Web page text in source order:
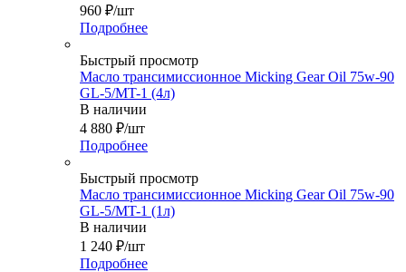
960 ₽/шт
Подробнее
Быстрый просмотр
Масло трансимиссионное Micking Gear Oil 75w-90
GL-5/MT-1 (4л)
В наличии
4 880 ₽/шт
Подробнее
Быстрый просмотр
Масло трансимиссионное Micking Gear Oil 75w-90
GL-5/MT-1 (1л)
В наличии
1 240 ₽/шт
Подробнее